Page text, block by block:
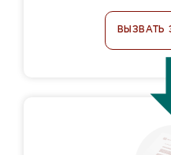
ВЫЗВАТЬ